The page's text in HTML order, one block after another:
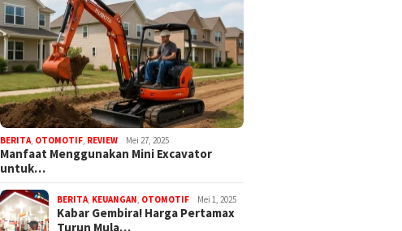
BERITA, OTOMOTIF, REVIEW Mei 27, 2025
Manfaat Menggunakan Mini Excavator
untuk…
BERITA, KEUANGAN, OTOMOTIF Mei 1, 2025
Kabar Gembira! Harga Pertamax
Turun Mula…